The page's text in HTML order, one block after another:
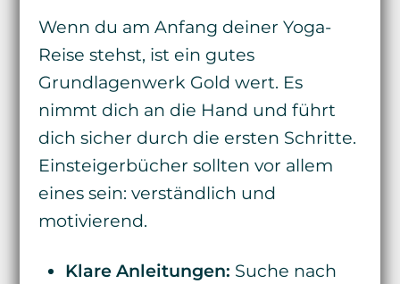
Wenn du am Anfang deiner Yoga-
Reise stehst, ist ein gutes
Grundlagenwerk Gold wert. Es
nimmt dich an die Hand und führt
dich sicher durch die ersten Schritte.
Einsteigerbücher sollten vor allem
eines sein: verständlich und
motivierend.
Klare Anleitungen: Suche nach